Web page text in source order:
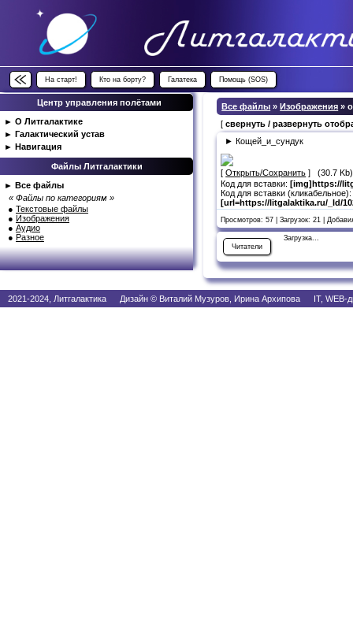
На старт! Кто на борту? Галатека Помощь (SOS)
Центр управления полётами
► О Литгалактике
► Галактический устав
► Навигация
Файлы Литгалактики
► Все файлы
« Файлы по категориям »
● Текстовые файлы
● Изображения
● Аудио
● Разное
Все файлы » Изображения »
[свернуть / развернуть
► Кощей_и_сундук
[Открыть/Сохранить ] (30.7 Kb)
Код для вставки: [img]https://
Код для вставки (кликабельное):
[url=https://litgalaktika.ru/_ld/
Просмотров: 57 | Загрузок: 21 |
Читатели
Загрузка...
2021-2024, Литгалактика Дизайн © Виталий Музуров, Ирина Архипова IT, WEB-